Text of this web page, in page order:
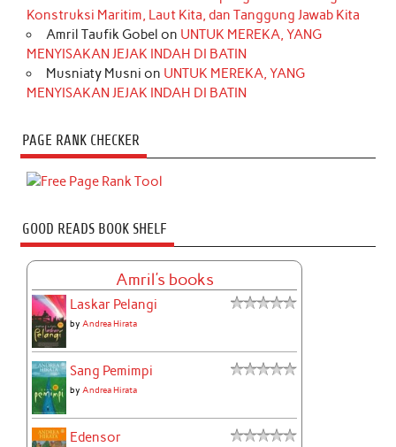
Konstruksi Maritim, Laut Kita, dan Tanggung Jawab Kita
Amril Taufik Gobel on UNTUK MEREKA, YANG
MENYISAKAN JEJAK INDAH DI BATIN
Musniaty Musni on UNTUK MEREKA, YANG
MENYISAKAN JEJAK INDAH DI BATIN
PAGE RANK CHECKER
GOOD READS BOOK SHELF
Amril's books
Laskar Pelangi
byAndrea Hirata
Sang Pemimpi
byAndrea Hirata
Edensor